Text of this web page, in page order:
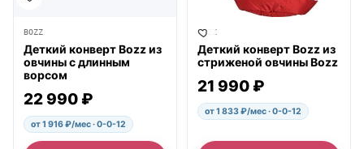
BOZZ
Деткий конверт Bozz из
овчины с длинным
ворсом
22 990 ₽
от 1 916 ₽/мес · 0-0-12
BOZZ
Деткий конверт Bozz из
стриженой овчины Bozz
21 990 ₽
от 1 833 ₽/мес · 0-0-12